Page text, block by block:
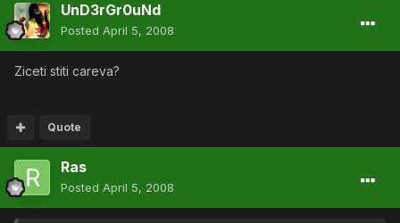
UnD3rGr0uNd
Posted April 5, 2008
Ziceti stiti careva?
Quote
Ras
Posted April 5, 2008